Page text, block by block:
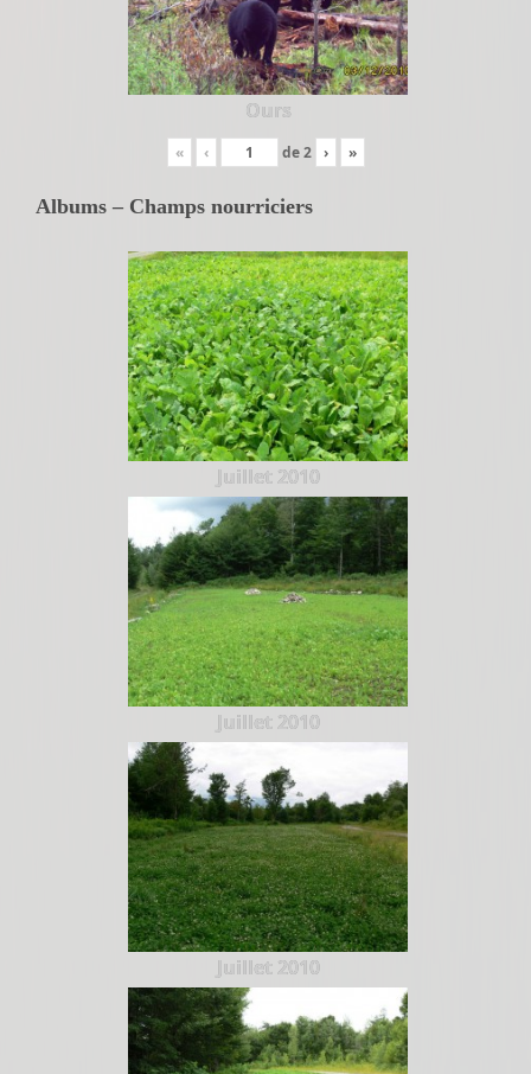
Ours
« ‹ de2 › »
Albums – Champs nourriciers
Juillet 2010
Juillet 2010
Juillet 2010